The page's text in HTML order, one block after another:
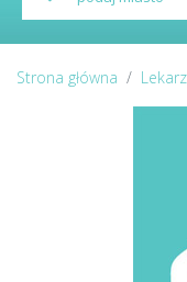
Strona główna